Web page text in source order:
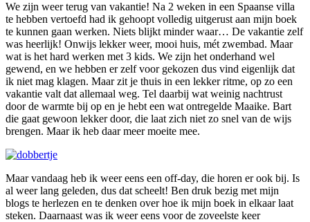
We zijn weer terug van vakantie! Na 2 weken in een Spaanse villa
te hebben vertoefd had ik gehoopt volledig uitgerust aan mijn boek
te kunnen gaan werken. Niets blijkt minder waar… De vakantie zelf
was heerlijk! Onwijs lekker weer, mooi huis, mét zwembad. Maar
wat is het hard werken met 3 kids. We zijn het onderhand wel
gewend, en we hebben er zelf voor gekozen dus vind eigenlijk dat
ik niet mag klagen. Maar zit je thuis in een lekker ritme, op zo een
vakantie valt dat allemaal weg. Tel daarbij wat weinig nachtrust
door de warmte bij op en je hebt een wat ontregelde Maaike. Bart
die gaat gewoon lekker door, die laat zich niet zo snel van de wijs
brengen. Maar ik heb daar meer moeite mee.
Maar vandaag heb ik weer eens een off-day, die horen er ook bij. Is
al weer lang geleden, dus dat scheelt! Ben druk bezig met mijn
blogs te herlezen en te denken over hoe ik mijn boek in elkaar laat
steken. Daarnaast was ik weer eens voor de zoveelste keer